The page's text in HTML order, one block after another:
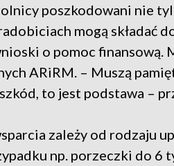
poszkodowani nie
mogą składać
o pomoc finansową.
ARiRM. – Muszą
to jest podstawa –
zależy od rodzaju
np. porzeczki do 6